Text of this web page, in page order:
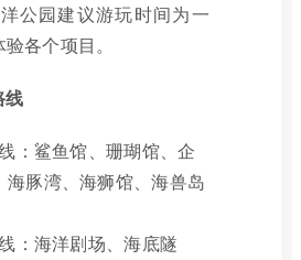
公园建议游玩时间为一
各个项目。
线
：鲨鱼馆、珊瑚馆、企
海豚湾、海狮馆、海兽岛
：海洋剧场、海底隧